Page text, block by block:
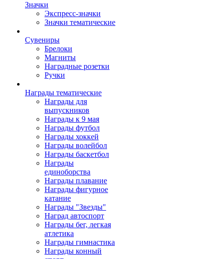
Значки
Экспресс-значки
Значки тематические
Сувениры
Брелоки
Магниты
Наградные розетки
Ручки
Награды тематические
Награды для
выпускников
Награды к 9 мая
Награды футбол
Награды хоккей
Награды волейбол
Награды баскетбол
Награды
единоборства
Награды плавание
Награды фигурное
катание
Награды "Звезды"
Наград автоспорт
Награды бег, легкая
атлетика
Награды гимнастика
Награды конный